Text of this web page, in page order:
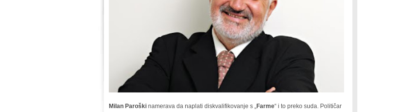
Milan Paroški namerava da naplati diskvalifikovanje s „Farme“ i to preko suda. Političar